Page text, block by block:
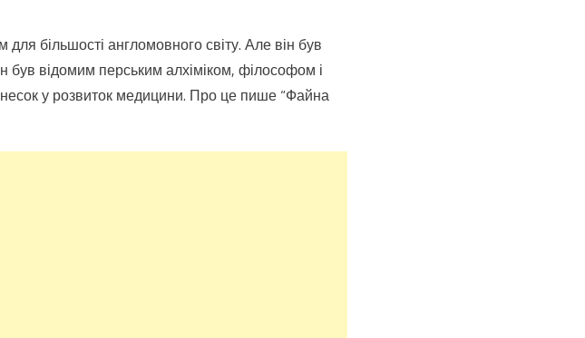
більшості англомовного світу. Але він був
був відомим перським алхіміком, філософом і
у розвиток медицини. Про це пише “Файна